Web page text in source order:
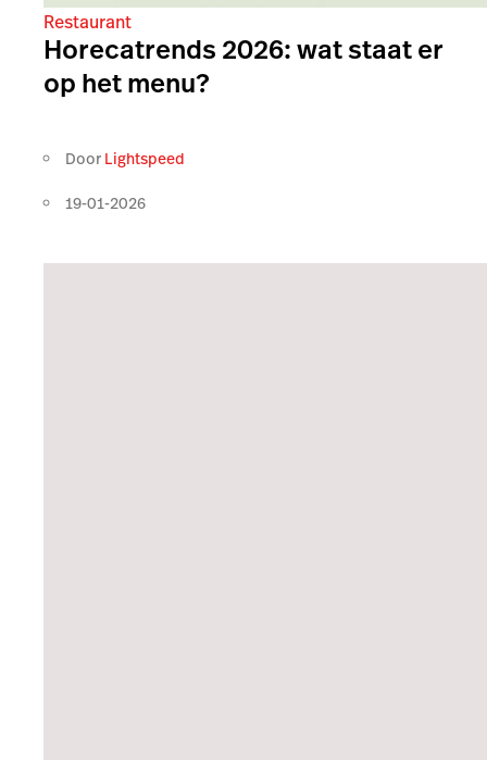
Restaurant
Horecatrends 2026: wat staat er
op het menu?
Door Lightspeed
19-01-2026